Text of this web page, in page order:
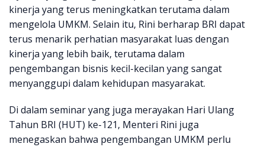
kinerja yang terus meningkatkan terutama dalam
mengelola UMKM. Selain itu, Rini berharap BRI dapat
terus menarik perhatian masyarakat luas dengan
kinerja yang lebih baik, terutama dalam
pengembangan bisnis kecil-kecilan yang sangat
menyanggupi dalam kehidupan masyarakat.
Di dalam seminar yang juga merayakan Hari Ulang
Tahun BRI (HUT) ke-121, Menteri Rini juga
menegaskan bahwa pengembangan UMKM perlu